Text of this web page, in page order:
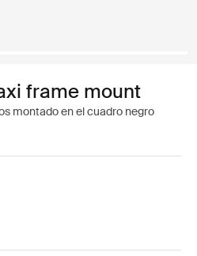
frame mount
montado en el cuadro negro
(selected)
suave
Verde nutria